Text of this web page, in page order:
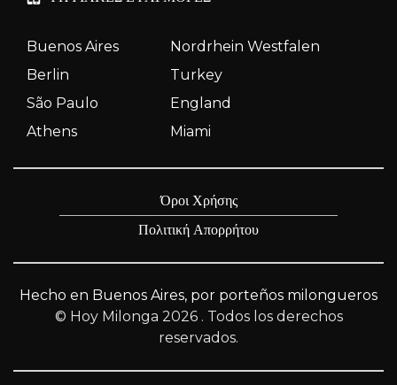
Buenos Aires
Nordrhein Westfalen
Berlin
Turkey
São Paulo
England
Athens
Miami
Όροι Χρήσης
Πολιτική Απορρήτου
Hecho en Buenos Aires, por porteños milongueros
© Hoy Milonga 2026 . Todos los derechos
reservados.